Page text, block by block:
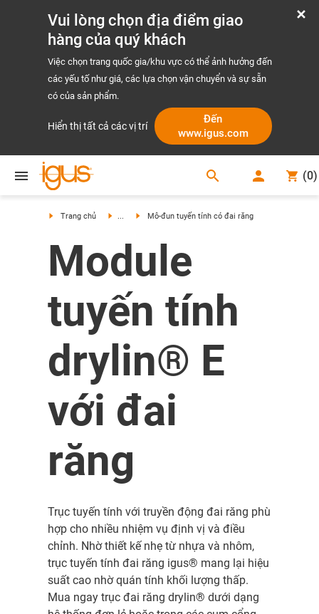
Vui lòng chọn địa điểm giao
hàng của quý khách
Việc chọn trang quốc gia/khu vực có thể ảnh hưởng đến
các yếu tố như giá, các lựa chọn vận chuyển và sự sẵn
có của sản phẩm.
Hiển thị tất cả các vị trí
Đến
www.igus.com
search (0)
Trang chủ ... Mô-đun tuyến tính có đai răng
Module
tuyến tính
drylin® E
với đai
răng
Trục tuyến tính với truyền động đai răng phù
hợp cho nhiều nhiệm vụ định vị và điều
chỉnh. Nhờ thiết kế nhẹ từ nhựa và nhôm,
trục tuyến tính đai răng igus® mang lại hiệu
suất cao nhờ quán tính khối lượng thấp.
Mua ngay trục đai răng drylin® dưới dạng